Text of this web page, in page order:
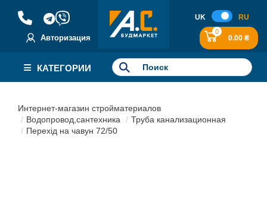
Авторизация
UK RU
0
0.00 ₴
КАТЕГОРИИ
Интернет-магазин стройматериалов
Водопровод,сантехника
Труба канализационная
Перехід на чавун 72/50